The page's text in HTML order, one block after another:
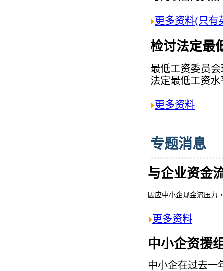
更多资料(只有
检讨法定最
最低工资委员
法定最低工资
更多资料
专题消息
与企业资金
因应中小企现金流压力
更多资料
中小企资援
中小企在过去一